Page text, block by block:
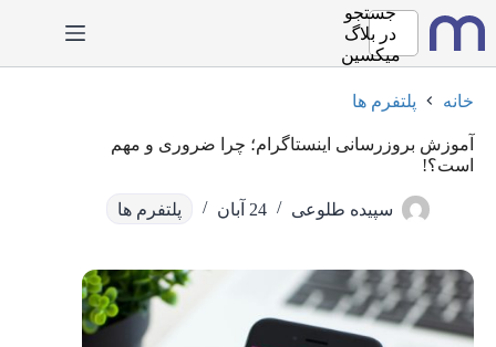
به
محتوا
جستجو
در بلاگ
میکسین
خانه پلتفرم ها
آموزش بروزرسانی اینستاگرام؛ چرا ضروری و مهم
است؟!
سپیده طلوعی 24 آبان پلتفرم ها